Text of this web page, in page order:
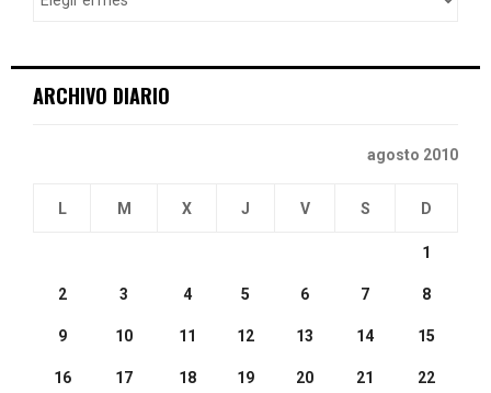
ARCHIVO DIARIO
agosto 2010
L M X J V S D
1
2 3 4 5 6 7 8
9 10 11 12 13 14 15
16 17 18 19 20 21 22